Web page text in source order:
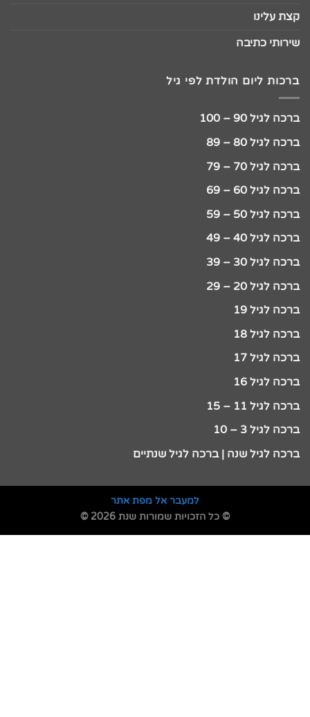
קצת עלינו
שירותי כתיבה
ברכות ליום הולדת לפי גיל
ברכה לגיל 90 – 100
ברכה לגיל 80 – 89
ברכה לגיל 70 – 79
ברכה לגיל 60 – 69
ברכה לגיל 50 – 59
ברכה לגיל 40 – 49
ברכה לגיל 30 – 39
ברכה לגיל 20 – 29
ברכה לגיל 19
ברכה לגיל 18
ברכה לגיל 17
ברכה לגיל 16
ברכה לגיל 11 – 15
ברכה לגיל 3 – 10
ברכה לגיל שנה | ברכה לגיל שנתיים
למעבר אל מפת אתר
© כל הזכויות שמורות שנת 2026 ©